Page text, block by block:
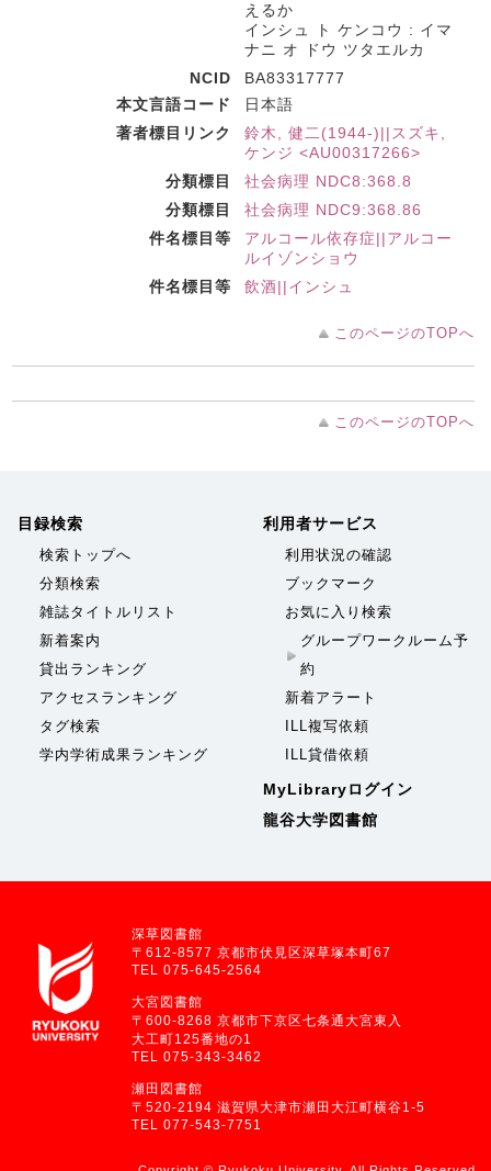
えるか
インシュ ト ケンコウ : イマ
ナニ オ ドウ ツタエルカ
NCID
BA83317777
本文言語コード
日本語
著者標目リンク
鈴木, 健二(1944-)||スズキ,
ケンジ <AU00317266>
分類標目
社会病理 NDC8:368.8
分類標目
社会病理 NDC9:368.86
件名標目等
アルコール依存症||アルコー
ルイゾンショウ
件名標目等
飲酒||インシュ
このページのTOPへ
このページのTOPへ
目録検索
検索トップへ
分類検索
雑誌タイトルリスト
新着案内
貸出ランキング
アクセスランキング
タグ検索
学内学術成果ランキング
利用者サービス
利用状況の確認
ブックマーク
お気に入り検索
グループワークルーム予
約
新着アラート
ILL複写依頼
ILL貸借依頼
MyLibraryログイン
龍谷大学図書館
深草図書館
〒612-8577 京都市伏見区深草塚本町67
TEL 075-645-2564
大宮図書館
〒600-8268 京都市下京区七条通大宮東入
大工町125番地の1
TEL 075-343-3462
瀬田図書館
〒520-2194 滋賀県大津市瀬田大江町横谷1-5
TEL 077-543-7751